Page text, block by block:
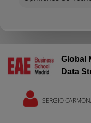
Global
Data
SERGIO